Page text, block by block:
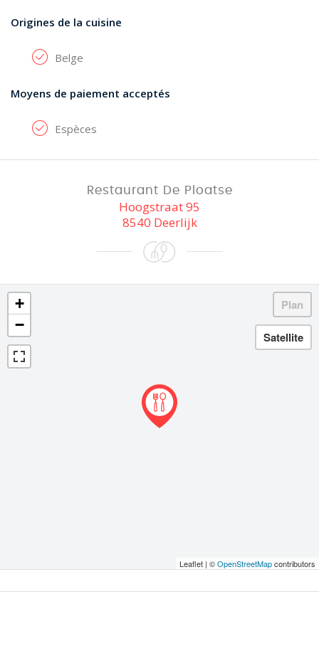
Origines de la cuisine
Belge
Moyens de paiement acceptés
Espèces
Restaurant De Ploatse
Hoogstraat 95
8540 Deerlijk
+
−
Leaflet | ©OpenStreetMapcontributors